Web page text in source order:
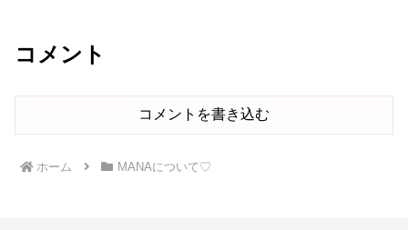
コメント
コメントを書き込む
ホーム MANAについて♡